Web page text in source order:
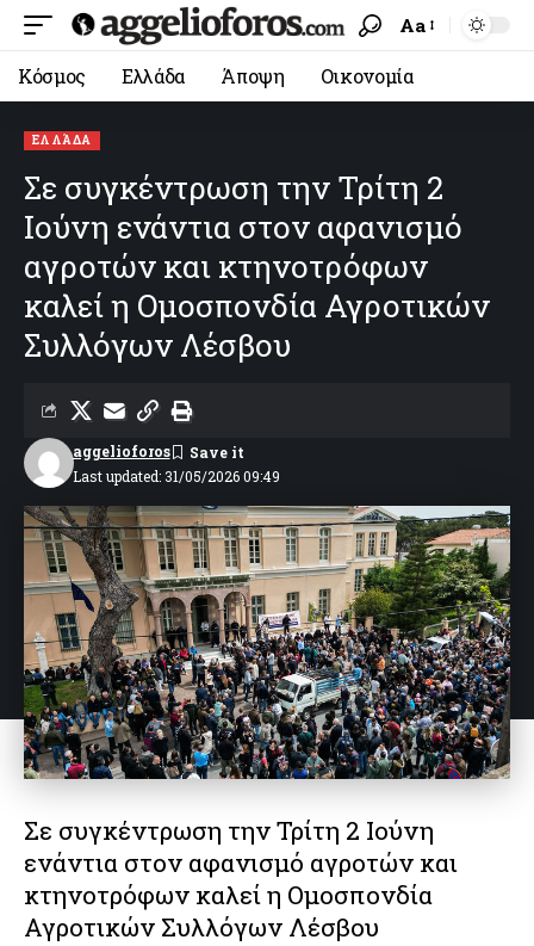
Aa
Κόσμος Ελλάδα Άποψη Οικονομία
ΕΛΛΆΔΑ
Σε συγκέντρωση την Τρίτη 2
Ιούνη ενάντια στον αφανισμό
αγροτών και κτηνοτρόφων
καλεί η Ομοσπονδία Αγροτικών
Συλλόγων Λέσβου
Last updated: 31/05/2026 09:49
aggelioforos
Σε συγκέντρωση την Τρίτη 2 Ιούνη
ενάντια στον αφανισμό αγροτών και
κτηνοτρόφων καλεί η Ομοσπονδία
Αγροτικών Συλλόγων Λέσβου